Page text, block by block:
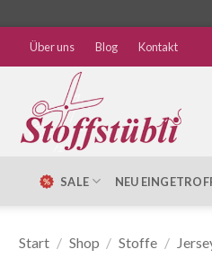
Über uns Blog Kontakt
SALE NEU
Start / Shop / Stoffe /